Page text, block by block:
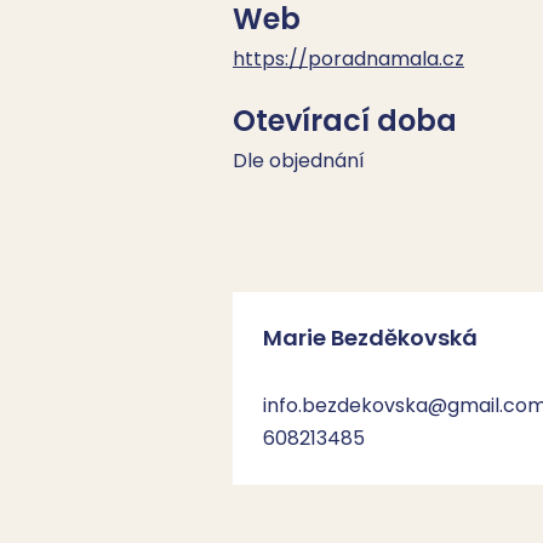
Web
https://poradnamala.cz
Otevírací doba
Dle objednání
Marie Bezděkovská
608213485